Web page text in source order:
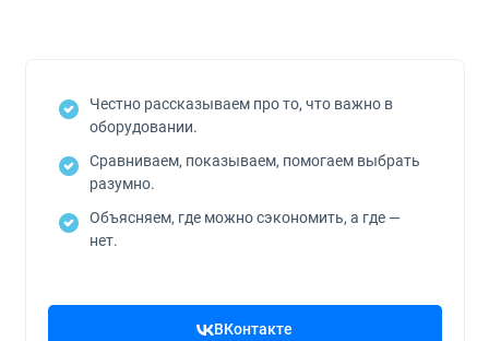
Честно рассказываем про то, что важно в
оборудовании.
Сравниваем, показываем, помогаем выбрать
разумно.
Объясняем, где можно сэкономить, а где —
нет.
ВКонтакте